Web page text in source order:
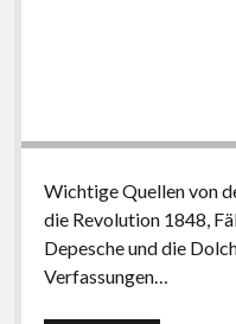
Wichtige Quellen von
die Revolution 1848,
Depesche und die
Verfassungen…